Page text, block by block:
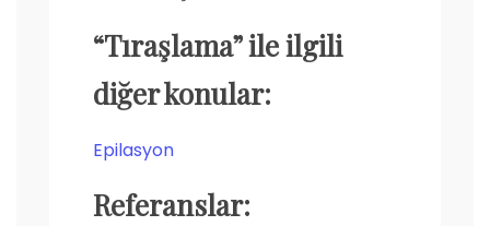
“Tıraşlama” ile ilgili
diğer konular:
Epilasyon
Referanslar: